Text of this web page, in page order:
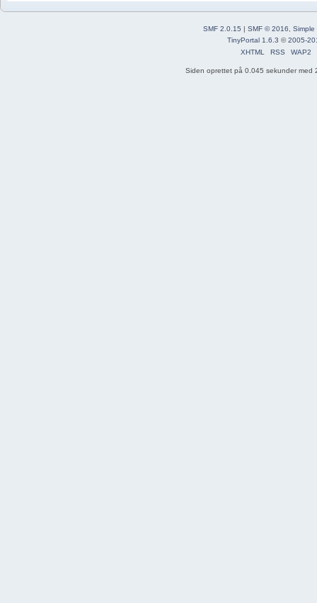
SMF 2.0.15 | SMF © 2016
Simple
TinyPortal 1.6.3 ©2005-
XHTML
RSS WAP2
Siden oprettet på 0.045 sekunder med